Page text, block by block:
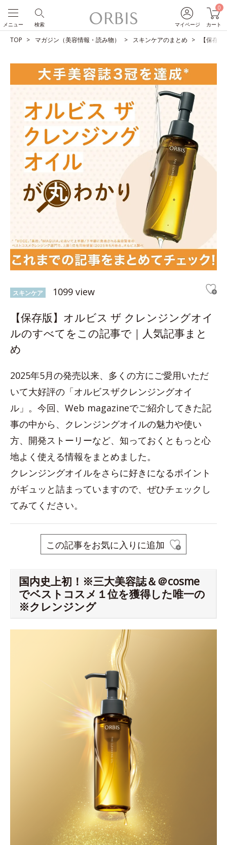
マイページ
0
カート
検索
メニュー
TOP マガジン（美容情報・読み物） スキンケアのまとめ 【保存
スキンケア 1099 view
【保存版】オルビス ザ クレンジングオイ
ルのすべてをこの記事で｜人気記事まと
め
2025年5月の発売以来、多くの方にご愛用いただ
いて大好評の「オルビスザクレンジングオイ
ル」。今回、Web magazineでご紹介してきた記
事の中から、クレンジングオイルの魅力や使い
方、開発ストーリーなど、知っておくともっと心
地よく使える情報をまとめました。
クレンジングオイルをさらに好きになるポイント
がギュッと詰まっていますので、ぜひチェックし
てみてください。
この記事をお気に入りに追加
国内史上初！※三大美容誌＆＠cosme
でベストコスメ１位を獲得した唯一の
※クレンジング